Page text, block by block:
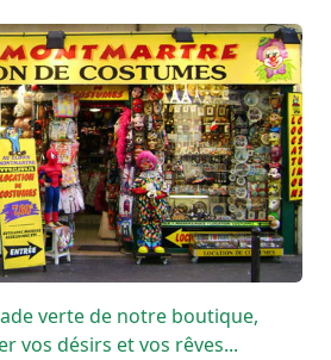
verte de notre boutique,
vos désirs et vos rêves...